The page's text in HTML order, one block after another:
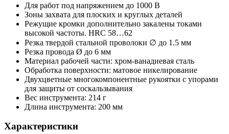
Для работ под напряжением до 1000 В
Зоны захвата для плоских и круглых деталей
Режущие кромки дополнительно закалены токами
высокой частоты. HRC 58…62
Резка твердой стальной проволоки ∅ до 1.5 мм
Резка провода Ø до 6 мм
Материал рабочей части: хром-ванадиевая сталь
Обработка поверхности: матовое никелирование
Двухцветные многокомпонентные рукоятки с упорами
для защиты от соскальзывания
Вес инструмента: 214 г
Длина инструмента: 200 мм
Характеристики